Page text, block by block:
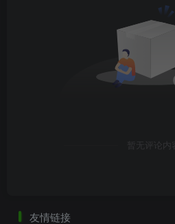
暂无评论内容
友情链接